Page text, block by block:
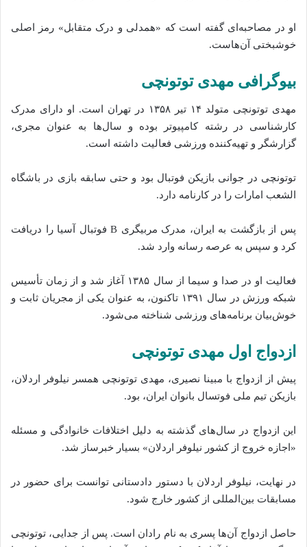
او در مصاحبه‌ای گفته است که «همدلی و درک متقابل» رمز اصلی
خوشبختی آن‌هاست.
بیوگرافی مهدی توتونچی
مهدی توتونچی متولد ۱۴ تیر ۱۳۵۸ در تهران است. او دارای مدرک
کارشناسی در رشته کامپیوتر بوده و سال‌ها به عنوان مجری،
گزارشگر و تهیه‌کننده ورزشی فعالیت داشته است.
توتونچی در جوانی بازیکن فوتبال بود و حتی سابقه بازی در باشگاه
الشعب امارات را در کارنامه دارد.
پس از بازگشت به ایران، مدرک مربیگری B فوتبال آسیا را دریافت
کرد و سپس به عرصه رسانه وارد شد.
فعالیت او در صدا و سیما از سال ۱۳۸۵ آغاز شد و از زمان تأسیس
شبکه ورزش در سال ۱۳۹۱ تاکنون، به عنوان یکی از مجریان ثابت و
خوش‌بیان برنامه‌های ورزشی شناخته می‌شود.
ازدواج اول مهدی توتونچی
پیش از ازدواج با مبینا نصیری، مهدی توتونچی همسر نیلوفر اردلان،
بازیکن تیم ملی فوتسال بانوان ایران، بود.
این ازدواج در سال‌های گذشته به دلیل اختلافات خانوادگی و مسئله
«اجازه خروج از کشور نیلوفر اردلان» بسیار خبرساز شد.
در نهایت، نیلوفر اردلان با دستور دادستانی توانست برای حضور در
مسابقات بین‌المللی از کشور خارج شود.
حاصل ازدواج آن‌ها پسری به نام رادان است. پس از جدایی، توتونچی